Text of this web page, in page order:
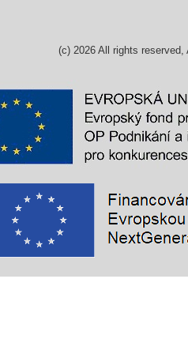
(c) 2026All rights reserved,